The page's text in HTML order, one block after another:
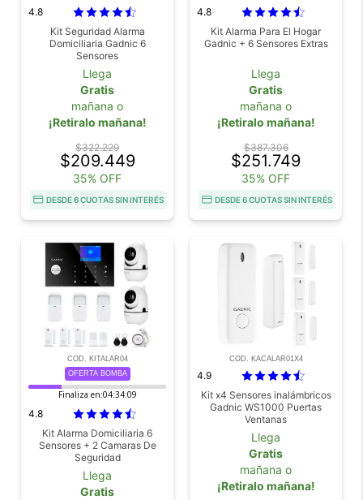
4.8
Kit Seguridad Alarma
Domiciliaria Gadnic 6
Sensores
Llega
Gratis
mañana o
¡Retiralo mañana!
$322.229
$209.449
35% OFF
DESDE 6 CUOTAS SIN INTERÉS
4.8
Kit Alarma Para El Hogar
Gadnic + 6 Sensores Extras
Llega
Gratis
mañana o
¡Retiralo mañana!
$387.306
$251.749
35% OFF
DESDE 6 CUOTAS SIN INTERÉS
COD. KITALAR04
OFERTA BOMBA
Finaliza en:04:34:08
4.8
Kit Alarma Domiciliaria 6
Sensores + 2 Camaras De
Seguridad
Llega
Gratis
COD. KACALAR01X4
4.9
Kit x4 Sensores inalámbricos
Gadnic WS1000 Puertas
Ventanas
Llega
Gratis
mañana o
¡Retiralo mañana!